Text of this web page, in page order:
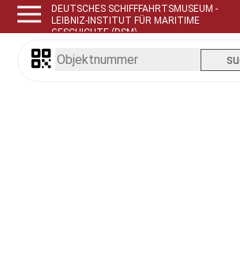
DEUTSCHES SCHIFFFAHRTSMUSEUM -
LEIBNIZ-INSTITUT FÜR MARITIME
GESCHICHTE (DSM)